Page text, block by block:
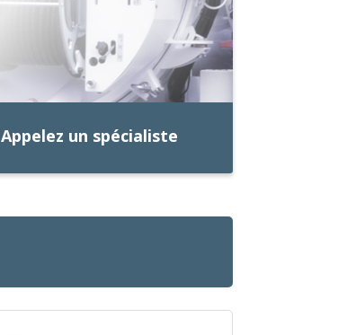
Appelez un spécialiste